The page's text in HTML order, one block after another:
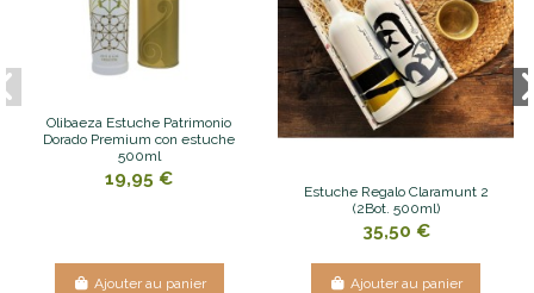
Olibaeza Estuche Patrimonio
Dorado Premium con estuche
500ml
19,95 €
Ajouter au panier
Estuche Regalo Claramunt 2
(2Bot. 500ml)
35,50 €
Ajouter au panier